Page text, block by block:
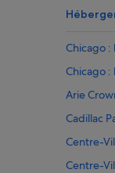
prix
sont
de
Des
conditions
peuvent
Chicago :
Chicago :
Arie
Cadillac
Centre-
Centre-